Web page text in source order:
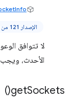
الإصدار 121 من Chrome والإصدارات الأحدث
الأحدث، ويجب
getSockets(
)